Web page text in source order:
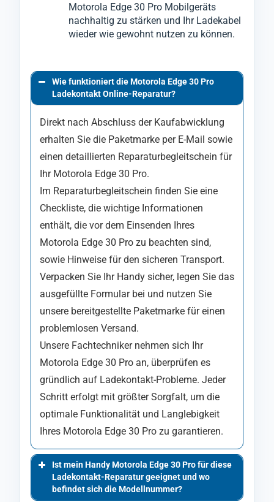
Motorola Edge 30 Pro Mobilgeräts
nachhaltig zu stärken und Ihr Ladekabel
wieder wie gewohnt nutzen zu können.
Wie funktioniert die Motorola Edge 30 Pro
Ladekontakt Online-Reparatur?
Direkt nach Abschluss der Kaufabwicklung
erhalten Sie die Paketmarke per E-Mail sowie
einen detaillierten Reparaturbegleitschein für
Ihr Motorola Edge 30 Pro.
Im Reparaturbegleitschein finden Sie eine
Checkliste, die wichtige Informationen
enthält, die vor dem Einsenden Ihres
Motorola Edge 30 Pro zu beachten sind,
sowie Hinweise für den sicheren Transport.
Verpacken Sie Ihr Handy sicher, legen Sie das
ausgefüllte Formular bei und nutzen Sie
unsere bereitgestellte Paketmarke für einen
problemlosen Versand.
Unsere Fachtechniker nehmen sich Ihr
Motorola Edge 30 Pro an, überprüfen es
gründlich auf Ladekontakt-Probleme. Jeder
Schritt erfolgt mit größter Sorgfalt, um die
optimale Funktionalität und Langlebigkeit
Ihres Motorola Edge 30 Pro zu garantieren.
Ist mein Handy Motorola Edge 30 Pro für diese
Ladekontakt-Reparatur geeignet und wo
befindet sich die Modellnummer?